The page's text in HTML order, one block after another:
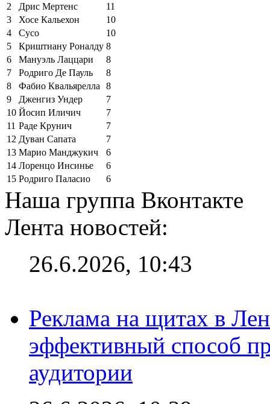
2
Дрис Мертенс
11
3
Хосе Кальехон
10
4
Сусо
10
5
Криштиану Роналду 8
6
Мануэль Лаццари
8
7
Родриго Де Пауль
8
8
Фабио Квальярелла
8
9
Дженгиз Ундер
7
10 Йосип Иличич
7
11 Раде Крунич
7
12 Дуван Сапата
7
13 Марио Манджукич
6
14 Лоренцо Инсинье
6
15 Родриго Паласио 6
Наша группа Вконтакте
Лента новостей:
26.6.2026, 10:43
Реклама на щитах в
эффективный способ
аудитории